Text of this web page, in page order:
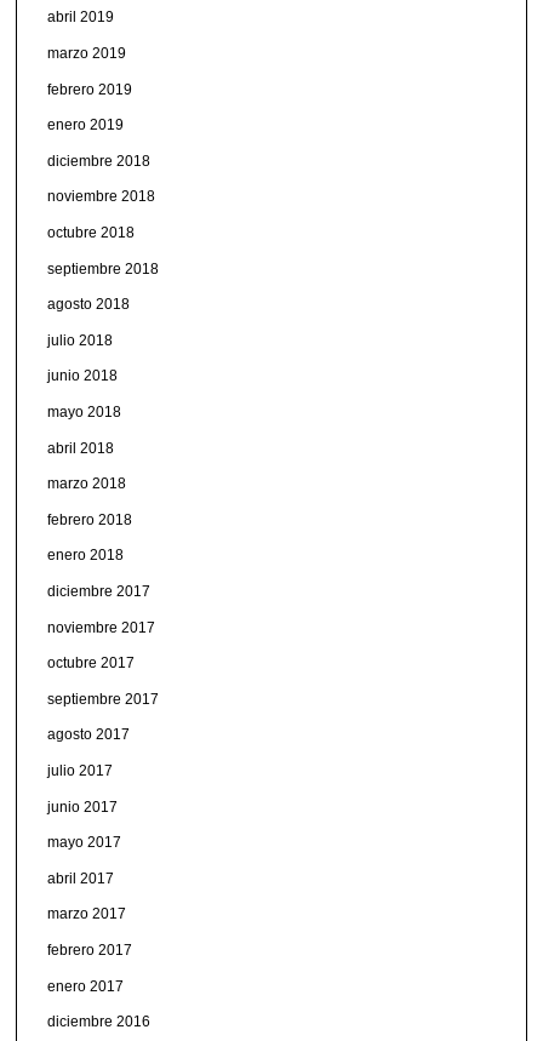
abril 2019
marzo 2019
febrero 2019
enero 2019
diciembre 2018
noviembre 2018
octubre 2018
septiembre 2018
agosto 2018
julio 2018
junio 2018
mayo 2018
abril 2018
marzo 2018
febrero 2018
enero 2018
diciembre 2017
noviembre 2017
octubre 2017
septiembre 2017
agosto 2017
julio 2017
junio 2017
mayo 2017
abril 2017
marzo 2017
febrero 2017
enero 2017
diciembre 2016